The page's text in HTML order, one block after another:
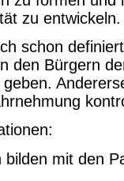
zu entwickeln.
schon
den Bürgern
bilden mit den